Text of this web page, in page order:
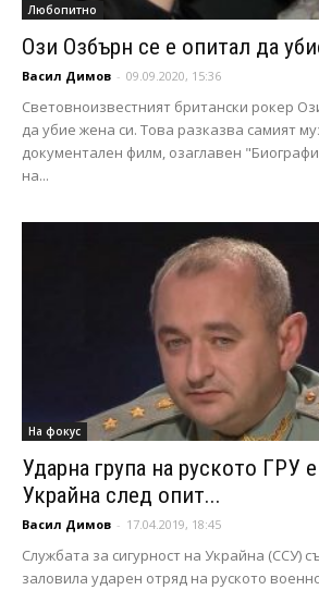
Любопитно
Ози Озбърн се е опитал да
Васил Димов - 09.09.2020, 15:36
Световноизвестният британски рокер
да убие жена си. Това разказва самият
документален филм, озаглавен
на...
На фокус
Ударна група на руското ГРУ
Украйна след опит...
Васил Димов - 17.04.2019, 18:45
Службата за сигурност на Украйна (ССУ)
заловила ударен отряд на руското